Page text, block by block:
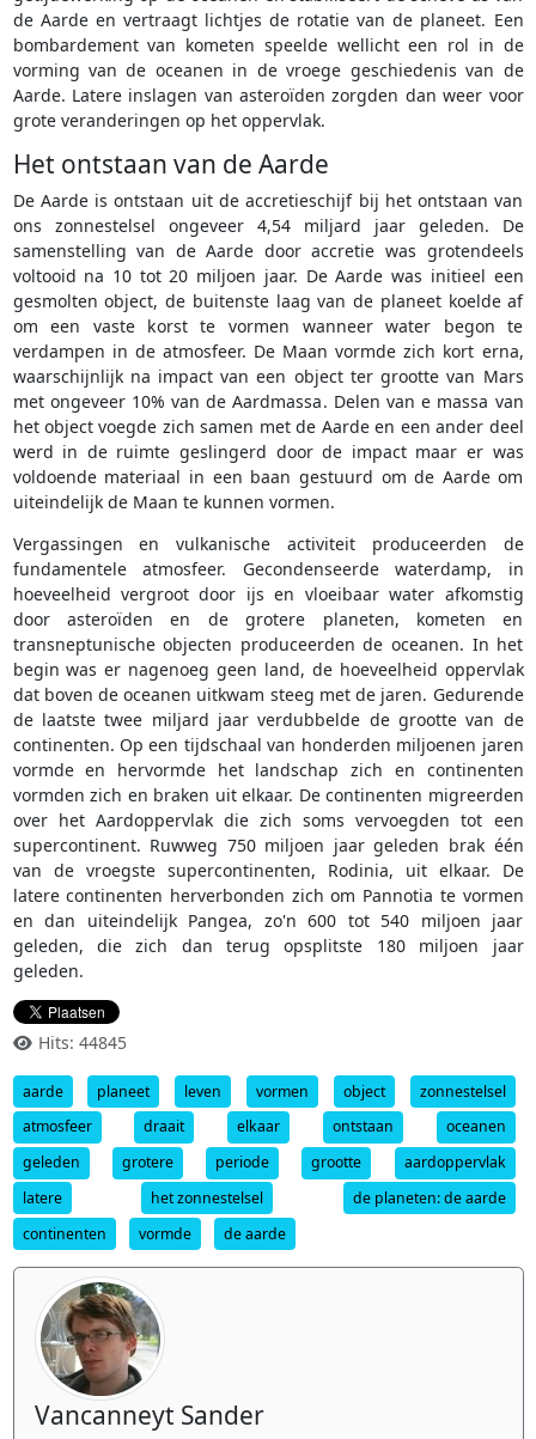
de Aarde en vertraagt lichtjes de rotatie van de planeet. Een
bombardement van kometen speelde wellicht een rol in de
vorming van de oceanen in de vroege geschiedenis van de
Aarde. Latere inslagen van asteroïden zorgden dan weer voor
grote veranderingen op het oppervlak.
Het ontstaan van de Aarde
De Aarde is ontstaan uit de accretieschijf bij het ontstaan van
ons zonnestelsel ongeveer 4,54 miljard jaar geleden. De
samenstelling van de Aarde door accretie was grotendeels
voltooid na 10 tot 20 miljoen jaar. De Aarde was initieel een
gesmolten object, de buitenste laag van de planeet koelde af
om een vaste korst te vormen wanneer water begon te
verdampen in de atmosfeer. De Maan vormde zich kort erna,
waarschijnlijk na impact van een object ter grootte van Mars
met ongeveer 10% van de Aardmassa. Delen van e massa van
het object voegde zich samen met de Aarde en een ander deel
werd in de ruimte geslingerd door de impact maar er was
voldoende materiaal in een baan gestuurd om de Aarde om
uiteindelijk de Maan te kunnen vormen.
Vergassingen en vulkanische activiteit produceerden de
fundamentele atmosfeer. Gecondenseerde waterdamp, in
hoeveelheid vergroot door ijs en vloeibaar water afkomstig
door asteroïden en de grotere planeten, kometen en
transneptunische objecten produceerden de oceanen. In het
begin was er nagenoeg geen land, de hoeveelheid oppervlak
dat boven de oceanen uitkwam steeg met de jaren. Gedurende
de laatste twee miljard jaar verdubbelde de grootte van de
continenten. Op een tijdschaal van honderden miljoenen jaren
vormde en hervormde het landschap zich en continenten
vormden zich en braken uit elkaar. De continenten migreerden
over het Aardoppervlak die zich soms vervoegden tot een
supercontinent. Ruwweg 750 miljoen jaar geleden brak één
van de vroegste supercontinenten, Rodinia, uit elkaar. De
latere continenten herverbonden zich om Pannotia te vormen
en dan uiteindelijk Pangea, zo'n 600 tot 540 miljoen jaar
geleden, die zich dan terug opsplitste 180 miljoen jaar
geleden.
Hits: 44845
aarde planeet leven vormen object
zonnestelsel
atmosfeer
draait elkaar ontstaan
oceanen
geleden
grotere periode grootte
aardoppervlak
latere
het zonnestelsel
de planeten: de aarde
continenten
vormde de aarde
Vancanneyt Sander